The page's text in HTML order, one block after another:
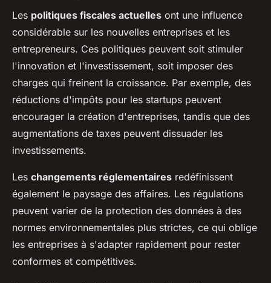
Les politiques fiscales actuelles ont une influence
considérable sur les nouvelles entreprises et les
entrepreneurs. Ces politiques peuvent soit stimuler
l'innovation et l'investissement, soit imposer des
charges qui freinent la croissance. Par exemple, des
réductions d'impôts pour les startups peuvent
encourager la création d'entreprises, tandis que des
augmentations de taxes peuvent dissuader les
investissements.
Les changements réglementaires redéfinissent
également le paysage des affaires. Les régulations
peuvent varier de la protection des données à des
normes environnementales plus strictes, ce qui oblige
les entreprises à s'adapter rapidement pour rester
conformes et compétitives.